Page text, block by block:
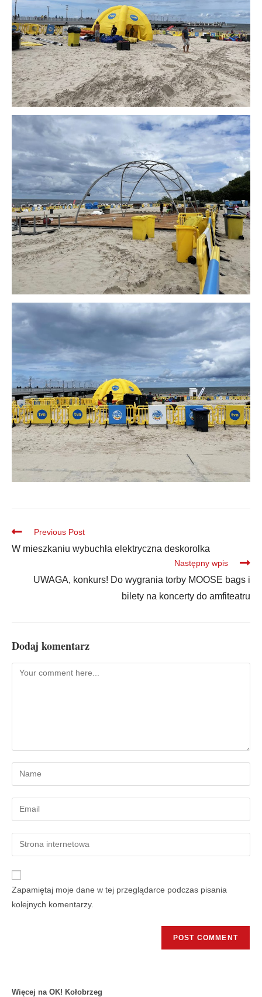
Previous Post
W mieszkaniu wybuchła elektryczna deskorolka
Następny wpis
UWAGA, konkurs! Do wygrania torby MOOSE bags i
bilety na koncerty do amfiteatru
Dodaj komentarz
Zapamiętaj moje dane w tej przeglądarce podczas pisania
kolejnych komentarzy.
Więcej na OK! Kołobrzeg